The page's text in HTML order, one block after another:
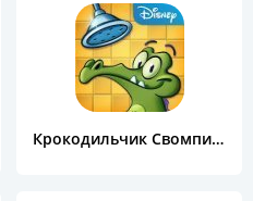
Крокодильчик Свомпи Free